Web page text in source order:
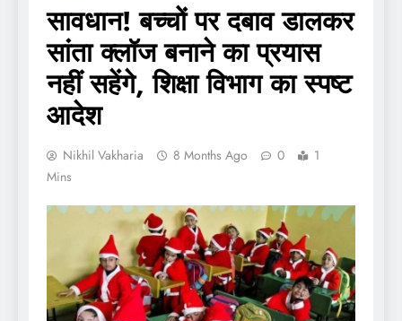
सावधान! बच्चों पर दबाव डालकर
सांता क्लॉज बनाने का प्रयास
नहीं सहेंगे, शिक्षा विभाग का स्पष्ट
आदेश
Nikhil Vakharia 8 Months Ago 0
1
Mins